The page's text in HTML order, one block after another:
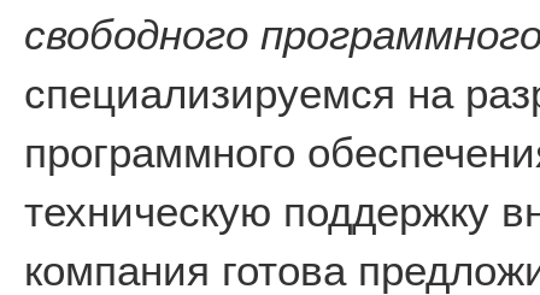
свободного
специализируемся на
программного
техническую поддержку
компания готова